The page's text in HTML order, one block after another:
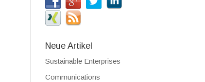
Neue Artikel
Sustainable Enterprises
Communications